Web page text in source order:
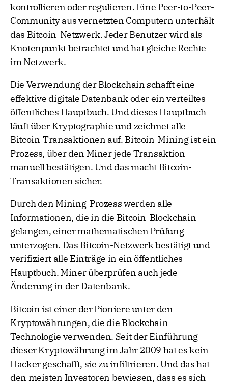
kontrollieren oder regulieren. Eine Peer-to-Peer-
Community aus vernetzten Computern unterhält
das Bitcoin-Netzwerk. Jeder Benutzer wird als
Knotenpunkt betrachtet und hat gleiche Rechte
im Netzwerk.
Die Verwendung der Blockchain schafft eine
effektive digitale Datenbank oder ein verteiltes
öffentliches Hauptbuch. Und dieses Hauptbuch
läuft über Kryptographie und zeichnet alle
Bitcoin-Transaktionen auf. Bitcoin-Mining ist ein
Prozess, über den Miner jede Transaktion
manuell bestätigen. Und das macht Bitcoin-
Transaktionen sicher.
Durch den Mining-Prozess werden alle
Informationen, die in die Bitcoin-Blockchain
gelangen, einer mathematischen Prüfung
unterzogen. Das Bitcoin-Netzwerk bestätigt und
verifiziert alle Einträge in ein öffentliches
Hauptbuch. Miner überprüfen auch jede
Änderung in der Datenbank.
Bitcoin ist einer der Pioniere unter den
Kryptowährungen, die die Blockchain-
Technologie verwenden. Seit der Einführung
dieser Kryptowährung im Jahr 2009 hat es kein
Hacker geschafft, sie zu infiltrieren. Und das hat
den meisten Investoren bewiesen, dass es sich